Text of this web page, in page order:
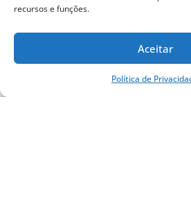
recursos e funções.
Aceitar
Política de
Uncategorized
Dr. Carlos
Ortopedista e
140.189 | TEOT